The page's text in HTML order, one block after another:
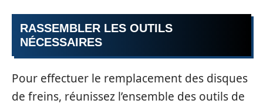
RASSEMBLER LES OUTILS
NÉCESSAIRES
Pour effectuer le remplacement des disques
de freins, réunissez l’ensemble des outils de